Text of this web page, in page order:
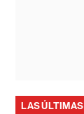
LAS ÚLTIMAS